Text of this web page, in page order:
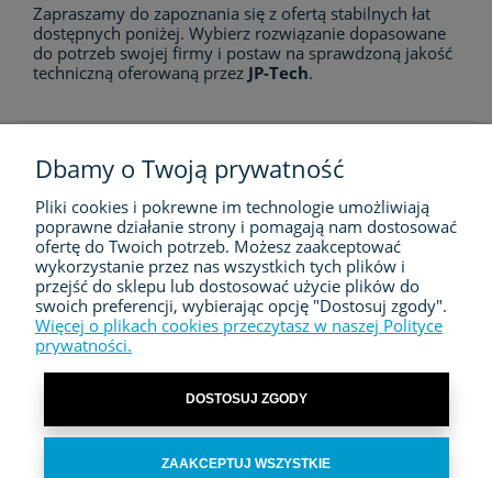
Zapraszamy do zapoznania się z ofertą stabilnych łat
dostępnych poniżej. Wybierz rozwiązanie dopasowane
do potrzeb swojej firmy i postaw na sprawdzoną jakość
techniczną oferowaną przez JP-Tech.
FIRMA
ZAKUPY
MOJE KONTO
KONTAKT
Dbamy o Twoją prywatność
Pliki cookies i pokrewne im technologie umożliwiają
poprawne działanie strony i pomagają nam dostosować
ofertę do Twoich potrzeb. Możesz zaakceptować
wykorzystanie przez nas wszystkich tych plików i
przejść do sklepu lub dostosować użycie plików do
swoich preferencji, wybierając opcję "Dostosuj zgody".
Więcej o plikach cookies przeczytasz w naszej Polityce
prywatności.
DOSTOSUJ ZGODY
ZAAKCEPTUJ WSZYSTKIE